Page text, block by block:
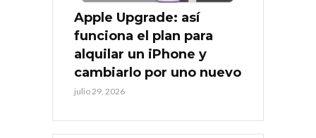
Apple Upgrade: así
funciona el plan para
alquilar un iPhone y
cambiarlo por uno nuevo
julio 29, 2026